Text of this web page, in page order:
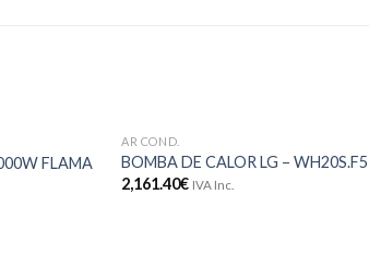
Adicionar
aos meus
FLAMA
Adicionar
aos meus
AR COND.
BOMBA DE CALOR LG – WH20S.F5
2,161.40€ IVA Inc.